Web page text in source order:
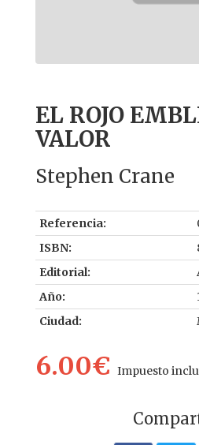
EL ROJO
VALOR
Stephen Crane
Referencia:
ISBN:
Editorial:
Año:
Ciudad:
6.00€ Impuesto